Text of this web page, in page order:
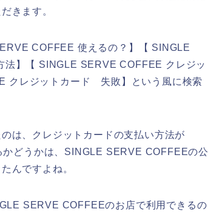
きます。
COFFEE 使えるの？】【 SINGLE
】【 SINGLE SERVE COFFEE クレジッ
クレジットカード 失敗】という風に検索
は、クレジットカードの支払い方法が
どうかは、SINGLE SERVE COFFEEの公
んですよね。
SERVE COFFEEのお店で利用できるの